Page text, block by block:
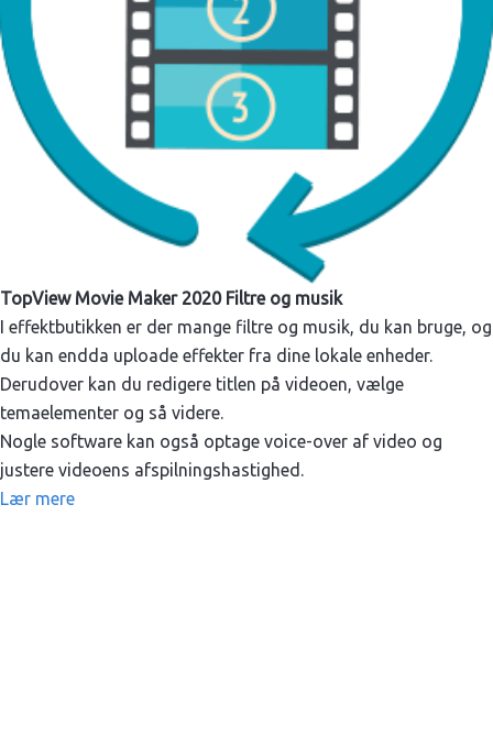
TopView Movie Maker 2020 Filtre og musik
I effektbutikken er der mange filtre og musik, du kan bruge, og
du kan endda uploade effekter fra dine lokale enheder.
Derudover kan du redigere titlen på videoen, vælge
temaelementer og så videre.
Nogle software kan også optage voice-over af video og
justere videoens afspilningshastighed.
Lær mere